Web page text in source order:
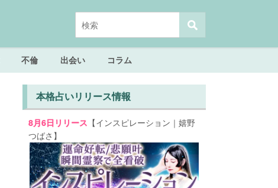
不倫 出会い コラム
本格占いリリース情報
8月6日リリース 【インスピレーション｜嬉野
つばさ】